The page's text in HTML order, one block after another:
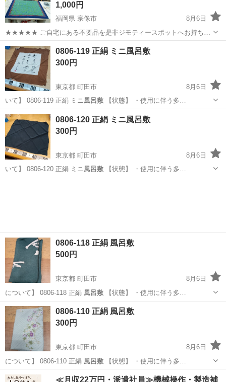
1,000円
福岡県 宗像市
8月6日
★★★★★ ご自宅にある不要品を是非ジモティースポットへお持ち込
みしませんか？ 家電、趣味・スポーツ・レジャー用品、こども用品、
衣料服飾品、生活雑貨、家具、本、CD・DVDなどが無料でまとめて持
ち込めます！ ※詳細はこ...
福岡 宗像市 ファブリック、カバー 源右衛門窯
0806-119 正絹 ミニ風呂敷
300円
東京都 町田市
8月6日
いて】 0806-119 正絹 ミニ風呂敷 【状態】 ・使用に伴う多…
東京 町田市 風呂敷
0806-120 正絹 ミニ風呂敷
300円
東京都 町田市
8月6日
いて】 0806-120 正絹 ミニ風呂敷 【状態】 ・使用に伴う多…
0806-118 正絹 風呂敷
500円
東京都 町田市
8月6日
について】 0806-118 正絹 風呂敷 【状態】 ・使用に伴う多…
東京 町田市 風呂敷
0806-110 正絹 風呂敷
300円
東京都 町田市
8月6日
について】 0806-110 正絹 風呂敷 【状態】 ・使用に伴う多…
東京 町田市 小物 風呂敷
≪月収22万円・派遣社員≫機械操作・製造補